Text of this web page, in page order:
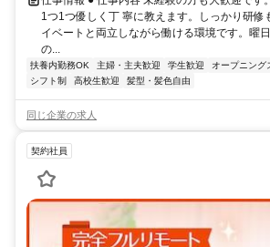
1つ1つ優しく丁 寧に教えます。しっかり研修
イベートと両立しながら働ける環境です。曜
の...
扶養内勤務OK 主婦・主夫歓迎 学生歓迎 オープニング
シフト制
高校生歓迎 髪型・髪色自由
同じ企業の求人
契約社員